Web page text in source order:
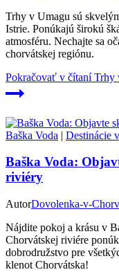
Trhy v Umagu sú
Istrie. Ponúkajú širokú
atmosféru. Nechajte sa
chorvátskej regiónu.
Pokračovať v čítaníTrhy
Baška Voda | Destinácie
Baška Voda:
riviéry
AutorDovolenka-v-
Nájdite pokoj a krásu v
Chorvátskej riviére
dobrodružstvo pre
klenot Chorvátska!